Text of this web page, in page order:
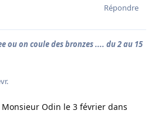
Répondre
ou on coule des bronzes .... du 2 au 15
Monsieur Odin le 3 février dans